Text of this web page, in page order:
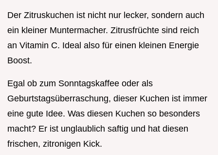
Der Zitruskuchen ist nicht nur lecker, sondern auch
ein kleiner Muntermacher. Zitrusfrüchte sind reich
an Vitamin C. Ideal also für einen kleinen Energie
Boost.
Egal ob zum Sonntagskaffee oder als
Geburtstagsüberraschung, dieser Kuchen ist immer
eine gute Idee. Was diesen Kuchen so besonders
macht? Er ist unglaublich saftig und hat diesen
frischen, zitronigen Kick.